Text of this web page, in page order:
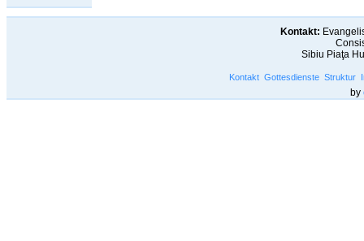
Kontakt:
Sibiu Piaţa
Kontakt Gottesdienste Struktur
by